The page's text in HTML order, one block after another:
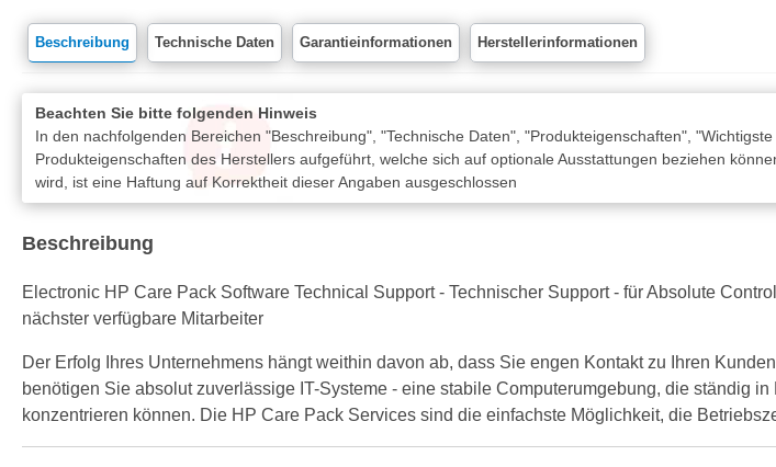
Beschreibung Technische Daten Garantieinformationen Herstellerinformationen
Beachten Sie bitte folgenden Hinweis
In den nachfolgenden Bereichen "Beschreibung", "Technische Daten", "Produkteigenschaften",
Produkteigenschaften des Herstellers aufgeführt, welche sich auf optionale Ausstattungen beziehen
wird, ist eine Haftung auf Korrektheit dieser Angaben ausgeschlossen
Beschreibung
Electronic HP Care Pack Software Technical Support - Technischer Support - für Absolute
nächster verfügbare Mitarbeiter
Der Erfolg Ihres Unternehmens hängt weithin davon ab, dass Sie engen Kontakt zu Ihren
benötigen Sie absolut zuverlässige IT-Systeme - eine stabile Computerumgebung, die ständig
konzentrieren können. Die HP Care Pack Services sind die einfachste Möglichkeit, die